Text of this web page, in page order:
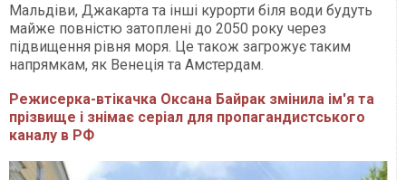
Мальдіви, Джакарта та інші курорти біля води будуть
майже повністю затоплені до 2050 року через
підвищення рівня моря. Це також загрожує таким
напрямкам, як Венеція та Амстердам.
Режисерка-втікачка Оксана Байрак змінила ім'я та
прізвище і знімає серіал для пропагандистського
каналу в РФ